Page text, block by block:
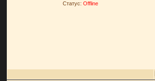
Статус:Offline